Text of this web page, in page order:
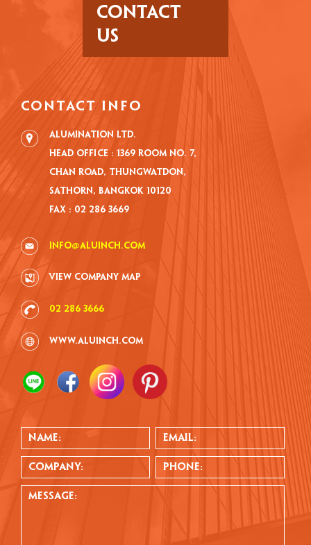
CONTACT
US
CONTACT INFO
Alumination Ltd.
Head Office : 1369 Room No. 7,
Chan road, Thungwatdon,
Sathorn, Bangkok 10120
Fax : 02 286 3669
info@aluinch.com
VIEW COMPANY MAP
02 286 3666
www.aluinch.com